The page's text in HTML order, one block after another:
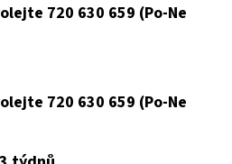
720 630 659 (Po-Ne
720 630 659 (Po-Ne